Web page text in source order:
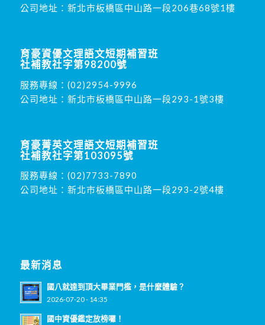
公司地址：新北市板橋區中山路一段206巷68號1樓
育豪資優文理語文短期補習班
社補教社字第98200號
服務專線： (02)2954-9996
公司地址：新北市板橋區中山路一段293-1號3樓
育豪菁英文理語文短期補習班
社補教社字第103095號
服務專線： (02)7733-7890
公司地址：新北市板橋區中山路一段293-2號4樓
最新消息
國八就達到頂大畢業門檻，是什麼體驗？
2026-07-20 - 14:35
國中資優鑑定放榜囉！